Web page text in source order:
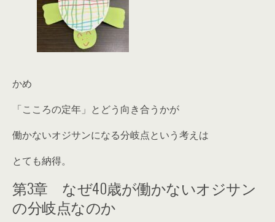
かめ
「こころの定年 」とどう向き合うかが
働かないオジサンになる分岐点という考えは
とても納得。
第3章 なぜ40歳が働かないオジサン
の分岐点なのか